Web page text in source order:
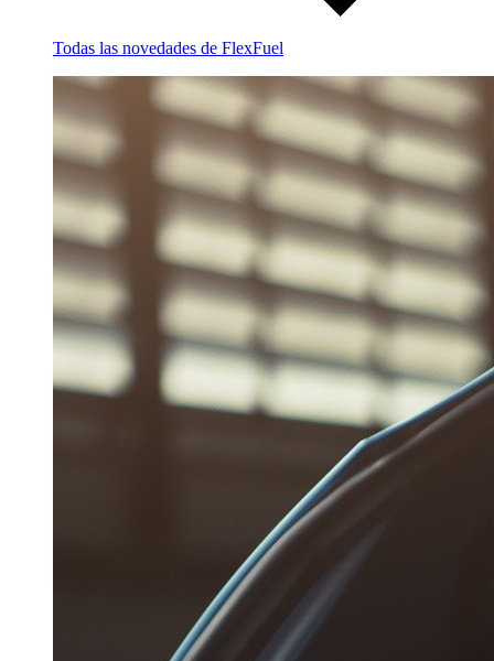
Todas las novedades de FlexFuel